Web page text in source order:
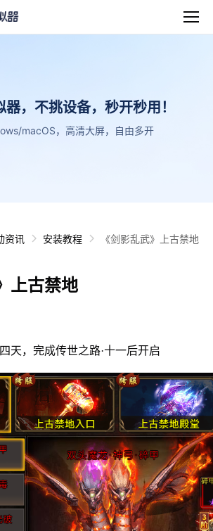
，不挑设备，秒开秒用！
macOS，高清大屏，自由多开
资讯 安装教程 《剑影乱武》上古禁地
上古禁地
天，完成传世之路·十一后开启